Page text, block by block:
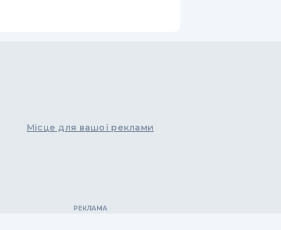
Місце для вашої реклами